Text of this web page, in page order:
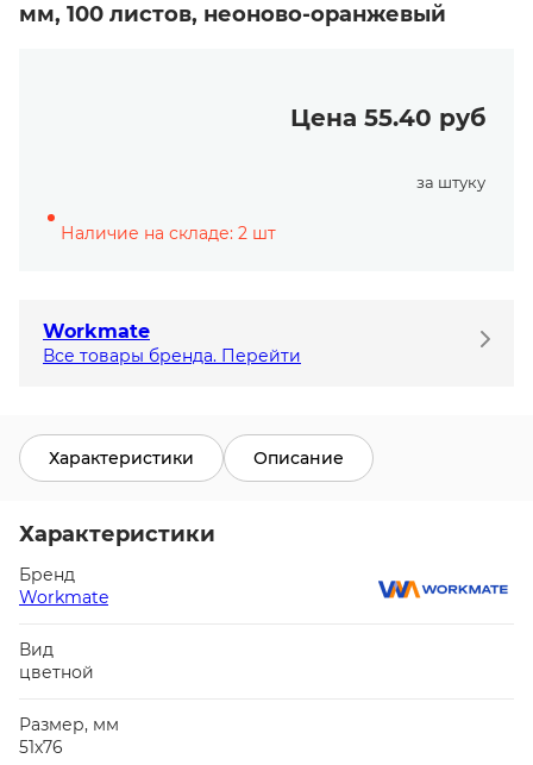
мм, 100 листов, неоново-оранжевый
Цена 55.40 руб
за штуку
Наличие на складе: 2 шт
Workmate
Все товары бренда. Перейти
Характеристики Описание
Характеристики
Бренд
Workmate
Вид
цветной
Размер, мм
51х76